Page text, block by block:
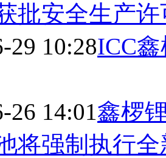
批安全生产许
29 10:28ICC
26 14:01鑫椤
将强制执行